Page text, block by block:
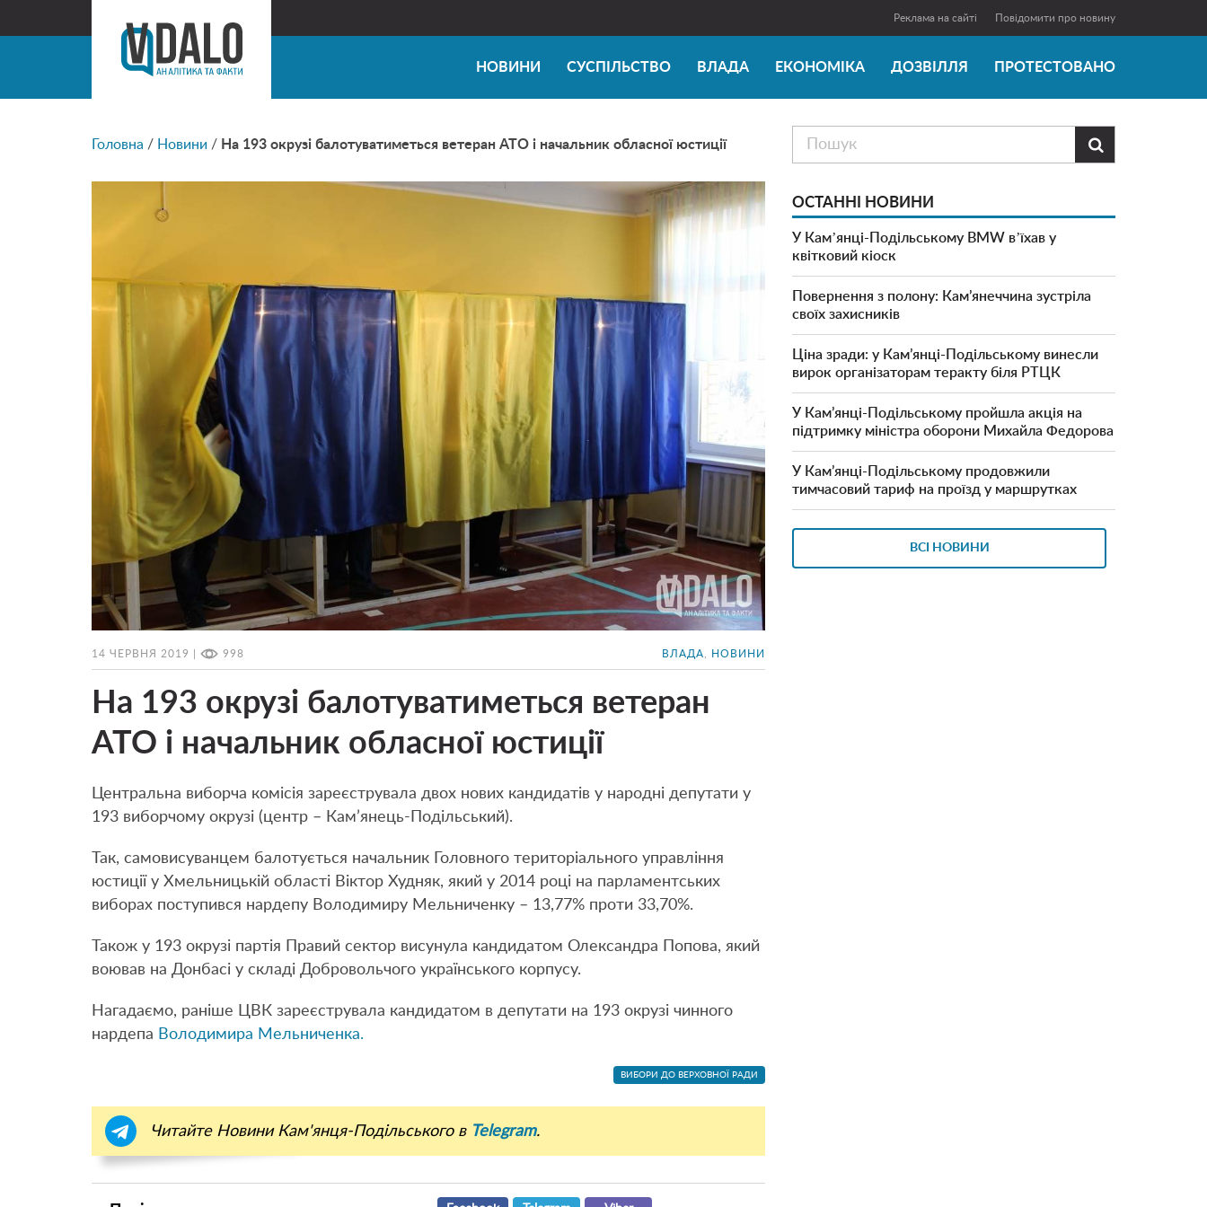
Реклама на сайті Повідомити про новину
НОВИНИ СУСПІЛЬСТВО ВЛАДА ЕКОНОМІКА ДОЗВІЛЛЯ ПРОТЕСТОВАНО
Головна / Новини / На 193 окрузі балотуватиметься ветеран АТО і начальник обласної юстиції
14 ЧЕРВНЯ 2019 | 998 ВЛАДА, НОВИНИ
На 193 окрузі балотуватиметься ветеран
АТО і начальник обласної юстиції
Центральна виборча комісія зареєструвала двох нових кандидатів у народні депутати у
193 виборчому окрузі (центр – Кам’янець-Подільський).
Так, самовисуванцем балотується начальник Головного територіального управління
юстиції у Хмельницькій області Віктор Худняк, який у 2014 році на парламентських
виборах поступився нардепу Володимиру Мельниченку – 13,77% проти 33,70%.
Також у 193 окрузі партія Правий сектор висунула кандидатом Олександра Попова, який
воював на Донбасі у складі Добровольчого українського корпусу.
Нагадаємо, раніше ЦВК зареєструвала кандидатом в депутати на 193 окрузі чинного
нардепа Володимира Мельниченка.
ВИБОРИ ДО ВЕРХОВНОЇ РАДИ
Читайте Новини Кам'янця-Подільського в Telegram.

ОСТАННІ НОВИНИ
У Камʼянці-Подільському BMW вʼїхав у
квітковий кіоск
Повернення з полону: Кам’янеччина зустріла
своїх захисників
Ціна зради: у Кам’янці-Подільському винесли
вирок організаторам теракту біля РТЦК
У Кам’янці-Подільському пройшла акція на
підтримку міністра оборони Михайла Федорова
У Кам’янці-Подільському продовжили
тимчасовий тариф на проїзд у маршрутках
ВСІ НОВИНИ